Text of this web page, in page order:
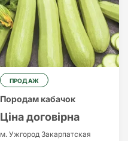
ПРОДАЖ
Породам кабачок
Ціна договірна
м. Ужгород Закарпатская